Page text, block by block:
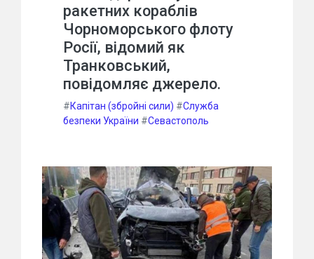
ракетних кораблів
Чорноморського флоту
Росії, відомий як
Транковський,
повідомляє джерело.
#Капітан (збройні сили) #Служба
безпеки України #Севастополь